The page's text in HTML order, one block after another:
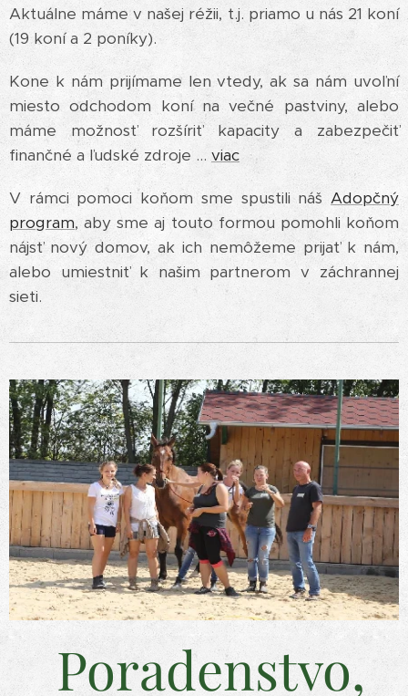
Aktuálne máme v našej réžii, t.j. priamo u nás 21 koní
(19 koní a 2 poníky).
Kone k nám prijímame len vtedy, ak sa nám uvoľní
miesto odchodom koní na večné pastviny, alebo
máme možnosť rozšíriť kapacity a zabezpečiť
finančné a ľudské zdroje ... viac
V rámci pomoci koňom sme spustili náš Adopčný
program, aby sme aj touto formou pomohli koňom
nájsť nový domov, ak ich nemôžeme prijať k nám,
alebo umiestniť k našim partnerom v záchrannej
sieti.
Poradenstvo,